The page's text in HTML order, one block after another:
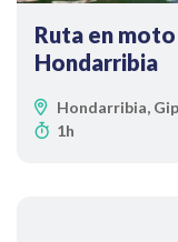
Ruta en
Hondarribia
Hondarribia,
1h